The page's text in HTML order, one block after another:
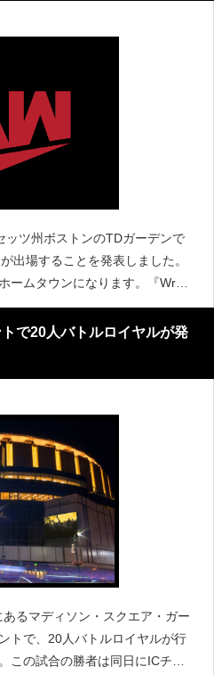
ッツ州ボストンのTDガーデンで
出場することを発表しました。
ームタウンになります。『Wrest
よってRAWのチケットが売り切
が行
で20人バトルロイヤルが発
るマディソン・スクエア・ガー
トで、20人バトルロイヤルが行
この試合の勝者は同日にICチャ